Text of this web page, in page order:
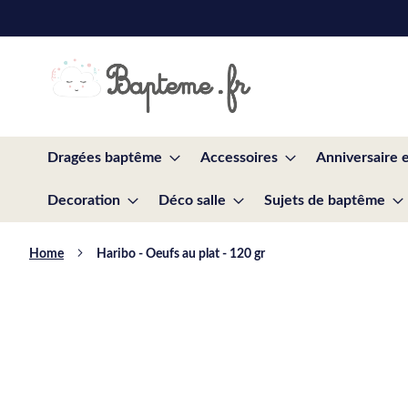
to
Dragées baptême Accessoires Anniversaire
Decoration Déco salle Sujets de baptême
Home Haribo - Oeufs au plat - 120 gr